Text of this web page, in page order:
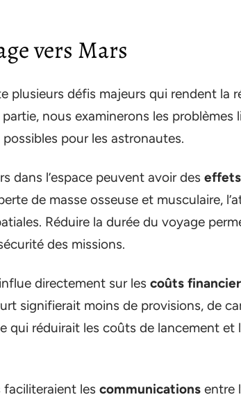
vers Mars
plusieurs défis majeurs qui rendent la
nous examinerons les problèmes
pour les astronautes.
dans l’espace peuvent avoir des
de masse osseuse et musculaire,
Réduire la durée du voyage
des missions.
directement sur les coûts
signifierait moins de provisions, de
qui réduirait les coûts de lancement et
les communications entre